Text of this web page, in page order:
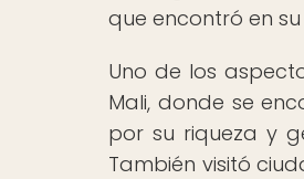
que encontró en
Uno de los
Mali, donde se
por su riqueza y
También visitó